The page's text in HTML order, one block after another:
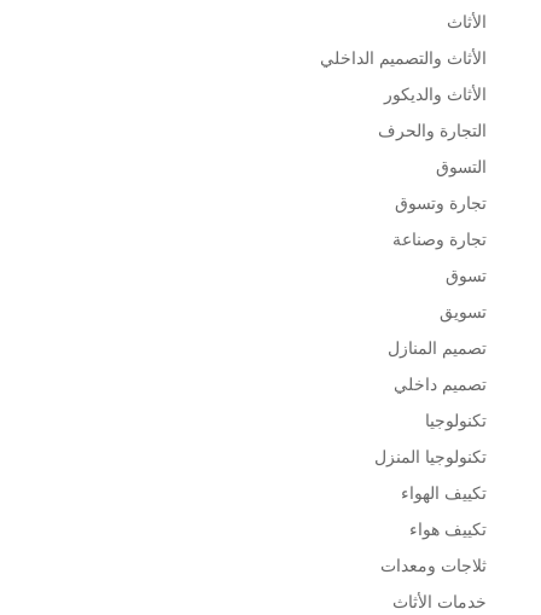
الأثاث
الأثاث والتصميم الداخلي
الأثاث والديكور
التجارة والحرف
التسوق
تجارة وتسوق
تجارة وصناعة
تسوق
تسويق
تصميم المنازل
تصميم داخلي
تكنولوجيا
تكنولوجيا المنزل
تكييف الهواء
تكييف هواء
ثلاجات ومعدات
خدمات الأثاث